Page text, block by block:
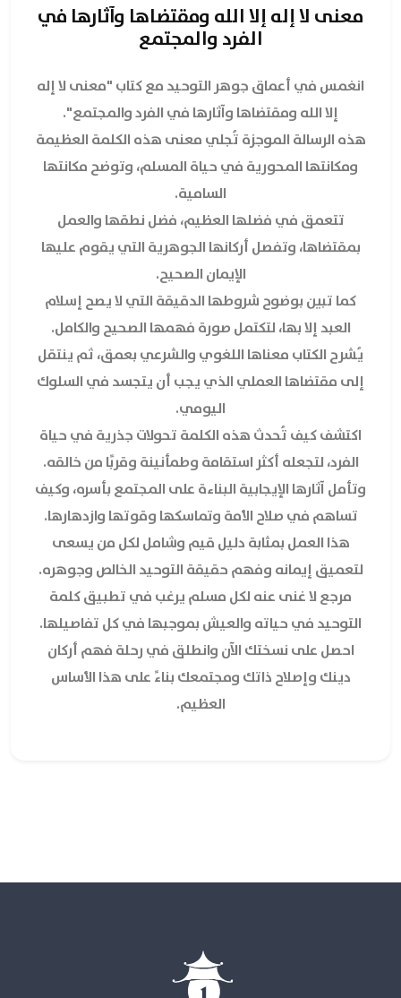
معنى لا إله إلا الله ومقتضاها وآثارها في
الفرد والمجتمع
انغمس في أعماق جوهر التوحيد مع كتاب "معنى لا إله
إلا الله ومقتضاها وآثارها في الفرد والمجتمع".
هذه الرسالة الموجزة تُجلي معنى هذه الكلمة العظيمة
ومكانتها المحورية في حياة المسلم، وتوضح مكانتها
السامية.
تتعمق في فضلها العظيم، فضل نطقها والعمل
بمقتضاها، وتفصل أركانها الجوهرية التي يقوم عليها
الإيمان الصحيح.
كما تبين بوضوح شروطها الدقيقة التي لا يصح إسلام
العبد إلا بها، لتكتمل صورة فهمها الصحيح والكامل.
يُشرح الكتاب معناها اللغوي والشرعي بعمق، ثم ينتقل
إلى مقتضاها العملي الذي يجب أن يتجسد في السلوك
اليومي.
اكتشف كيف تُحدث هذه الكلمة تحولات جذرية في حياة
الفرد، لتجعله أكثر استقامة وطمأنينة وقربًا من خالقه.
وتأمل آثارها الإيجابية البناءة على المجتمع بأسره، وكيف
تساهم في صلاح الأمة وتماسكها وقوتها وازدهارها.
هذا العمل بمثابة دليل قيم وشامل لكل من يسعى
لتعميق إيمانه وفهم حقيقة التوحيد الخالص وجوهره.
مرجع لا غنى عنه لكل مسلم يرغب في تطبيق كلمة
التوحيد في حياته والعيش بموجبها في كل تفاصيلها.
احصل على نسختك الآن وانطلق في رحلة فهم أركان
دينك وإصلاح ذاتك ومجتمعك بناءً على هذا الأساس
العظيم.